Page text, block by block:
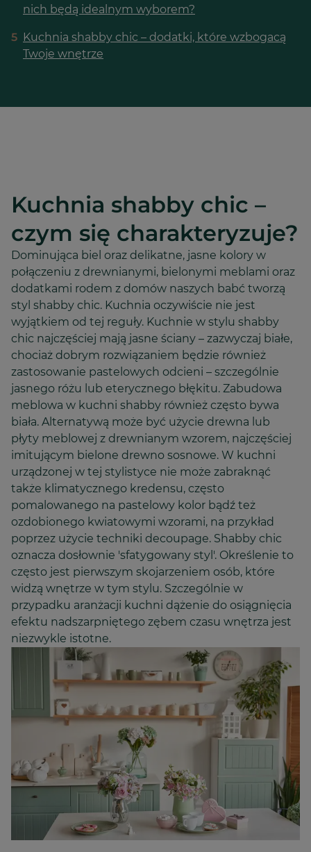
nich będą idealnym wyborem?
5 Kuchnia shabby chic – dodatki, które wzbogacą
Twoje wnętrze
Kuchnia shabby chic –
czym się charakteryzuje?
Dominująca biel oraz delikatne, jasne kolory w
połączeniu z drewnianymi, bielonymi meblami oraz
dodatkami rodem z domów naszych babć tworzą
styl shabby chic. Kuchnia oczywiście nie jest
wyjątkiem od tej reguły. Kuchnie w stylu shabby
chic najczęściej mają jasne ściany – zazwyczaj białe,
chociaż dobrym rozwiązaniem będzie również
zastosowanie pastelowych odcieni – szczególnie
jasnego różu lub eterycznego błękitu. Zabudowa
meblowa w kuchni shabby również często bywa
biała. Alternatywą może być użycie drewna lub
płyty meblowej z drewnianym wzorem, najczęściej
imitującym bielone drewno sosnowe. W kuchni
urządzonej w tej stylistyce nie może zabraknąć
także klimatycznego kredensu, często
pomalowanego na pastelowy kolor bądź też
ozdobionego kwiatowymi wzorami, na przykład
poprzez użycie techniki decoupage. Shabby chic
oznacza dosłownie 'sfatygowany styl'. Określenie to
często jest pierwszym skojarzeniem osób, które
widzą wnętrze w tym stylu. Szczególnie w
przypadku aranżacji kuchni dążenie do osiągnięcia
efektu nadszarpniętego zębem czasu wnętrza jest
niezwykle istotne.